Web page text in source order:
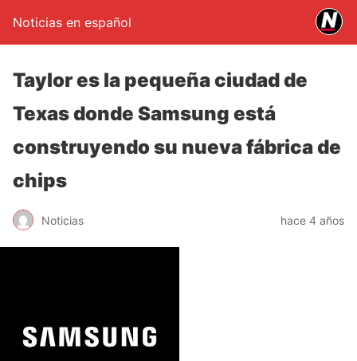
Noticias en español
Taylor es la pequeña ciudad de
Texas donde Samsung está
construyendo su nueva fábrica de
chips
Noticias hace 4 años